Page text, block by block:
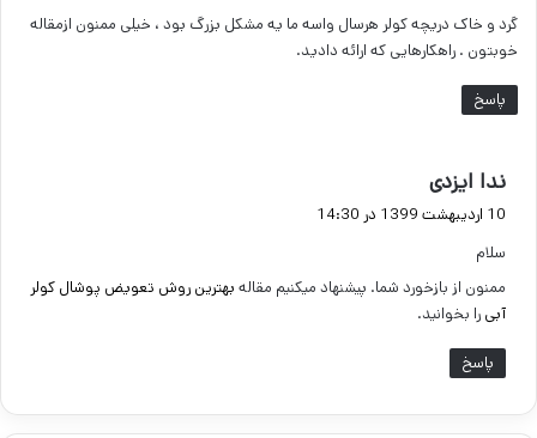
:
گرد و خاک دریچه کولر هرسال واسه ما یه مشکل بزرگ بود ، خیلی ممنون ازمقاله
خوبتون . راهکارهایی که ارائه دادید.
پاسخ
ندا ایزدی
10 اردیبهشت 1399 در 14:30
سلام
ممنون از بازخورد شما. پیشنهاد میکنیم مقاله بهترین روش تعویض پوشال کولر
آبی را بخوانید.
پاسخ